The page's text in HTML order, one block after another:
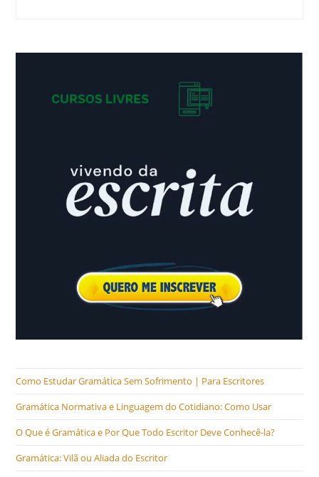
Como Estudar Gramática Sem Sofrimento | Para Escritores
Gramática Normativa e Linguagem do Cotidiano: Como Usar
O Que é Gramática e Por Que Todo Escritor Deve Conhecê-la?
Gramática: Vilã ou Aliada do Escritor